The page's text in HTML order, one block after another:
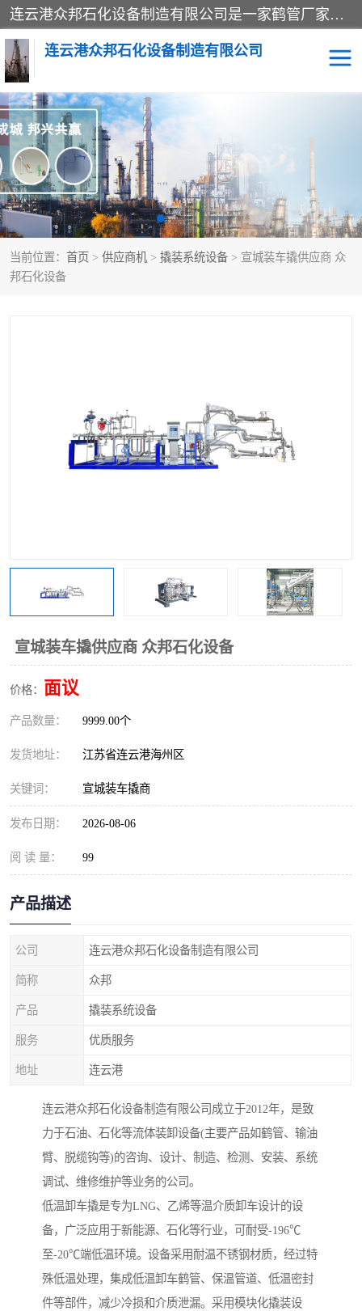
连云港众邦石化设备制造有限公司是一家鹤管厂家主营：鹤管、装车鹤管等，是致力于石油、石化等流体装卸设备(主要产品如鹤管、输油臂、脱缆钩等)的咨询、设计、制造、检测、安装指导、系统调试、维修维护等业务的公司。
连云港众邦石化设备制造有限公司
当前位置： 首页 > 供应商机 > 撬装系统设备 > 宣城装车撬供应商 众
邦石化设备
宣城装车撬供应商 众邦石化设备
价格： 面议
产品数量： 9999.00个
发货地址： 江苏省连云港海州区
关键词： 宣城装车撬商
发布日期： 2026-08-06
阅 读 量： 99
产品描述
公司 连云港众邦石化设备制造有限公司
简称 众邦
产品 撬装系统设备
服务 优质服务
地址 连云港
连云港众邦石化设备制造有限公司成立于2012年，是致
力于石油、石化等流体装卸设备(主要产品如鹤管、输油
臂、脱缆钩等)的咨询、设计、制造、检测、安装、系统
调试、维修维护等业务的公司。
低温卸车撬是专为LNG、乙烯等温介质卸车设计的设
备，广泛应用于新能源、石化等行业，可耐受-196℃
至-20℃端低温环境。设备采用耐温不锈钢材质，经过特
殊低温处理，集成低温卸车鹤管、保温管道、低温密封
件等部件，减少冷损和介质泄漏。采用模块化撬装设
鹤管 顶部装卸鹤管
底部装卸鹤管 LNG低温鹤管
液氨鹤管 液化气鹤管
鹤管配件 活动梯栈台